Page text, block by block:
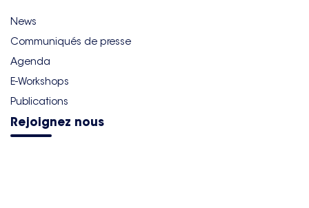
News
Communiqués de presse
Agenda
E-Workshops
Publications
Rejoignez nous